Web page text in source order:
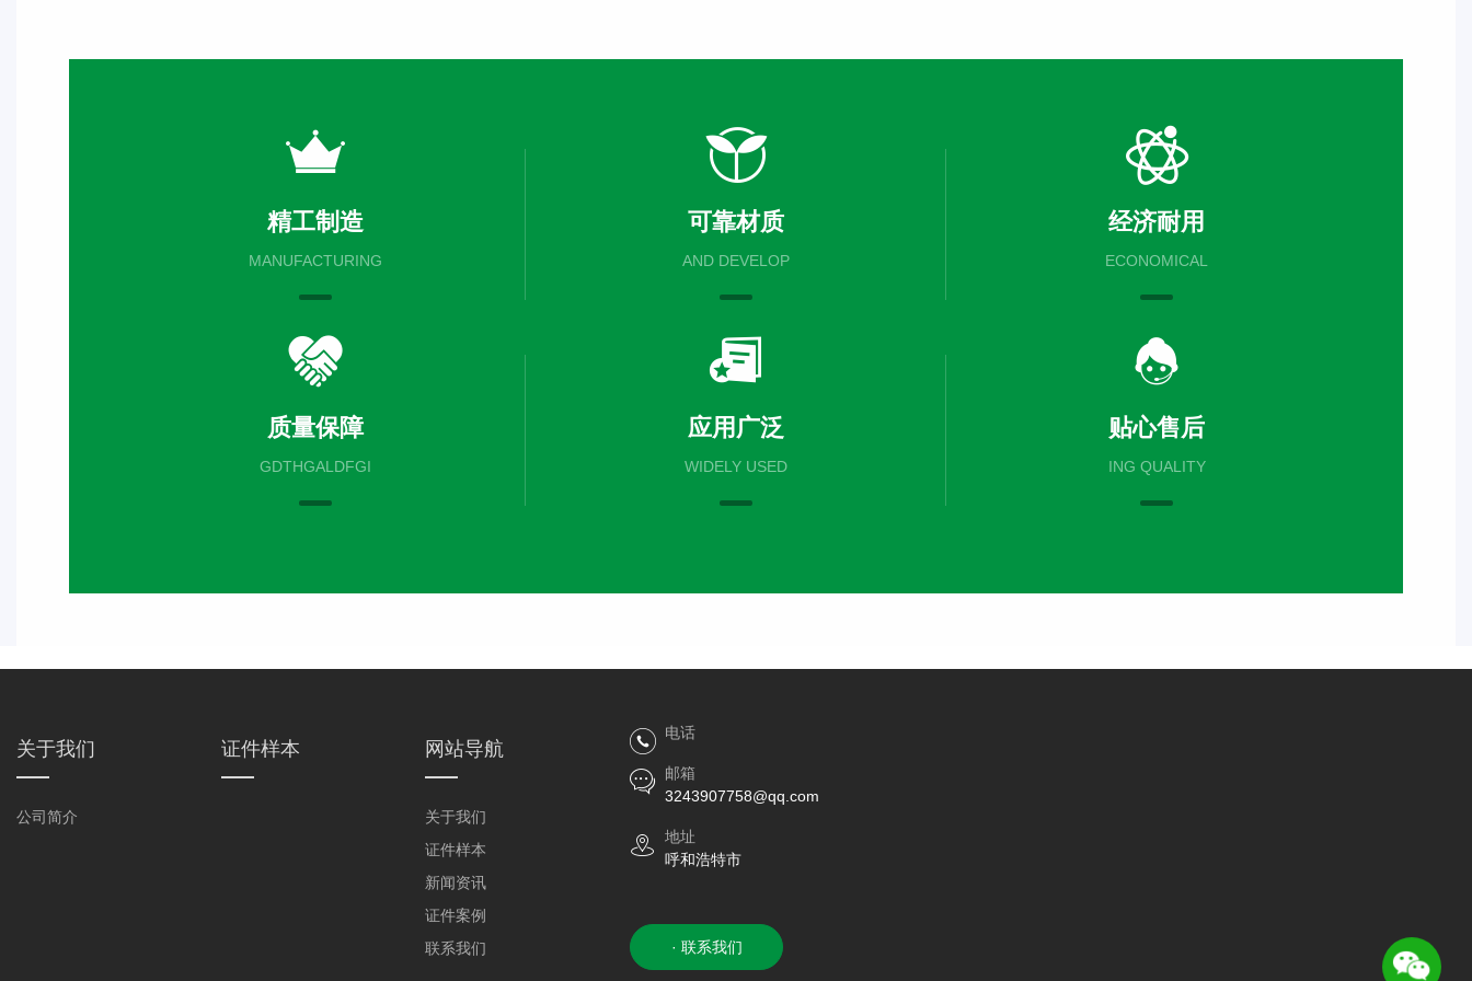
精工制造
MANUFACTURING
可靠材质
AND DEVELOP
经济耐用
ECONOMICAL
质量保障
GDTHGALDFGI
应用广泛
WIDELY USED
贴心售后
ING QUALITY
关于我们
公司简介
证件样本 网站导航
关于我们
证件样本
新闻资讯
证件案例
联系我们
电话
邮箱
3243907758@qq.com
地址
呼和浩特市
· 联系我们